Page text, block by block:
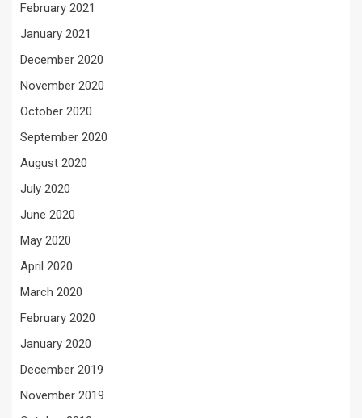
February 2021
January 2021
December 2020
November 2020
October 2020
September 2020
August 2020
July 2020
June 2020
May 2020
April 2020
March 2020
February 2020
January 2020
December 2019
November 2019